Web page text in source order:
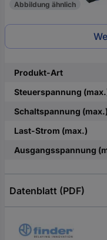
Abbildung ähnlich
Produkt-Art
Steuerspannung
Schaltspannung (max.)
Last-Strom (max.)
Ausgangsspannung
Datenblatt (PDF)